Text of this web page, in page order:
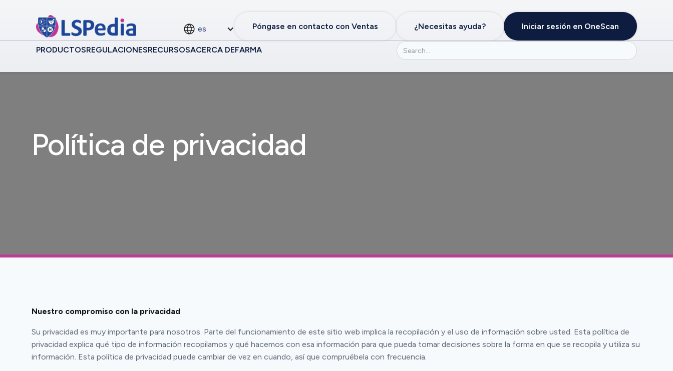
es Póngase en contacto con Ventas ¿Necesitas ayuda? Iniciar sesión en OneScan
PRODUCTOSREGULACIONESRECURSOSACERCA DEFARMA
Política de privacidad
Nuestro compromiso con la privacidad
Su privacidad es muy importante para nosotros. Parte del funcionamiento de este sitio web implica la recopilación y el uso de información sobre usted. Esta política de
privacidad explica qué tipo de información recopilamos y qué hacemos con esa información para que pueda tomar decisiones sobre la forma en que se recopila y utiliza su
información. Esta política de privacidad puede cambiar de vez en cuando, así que compruébela con frecuencia.